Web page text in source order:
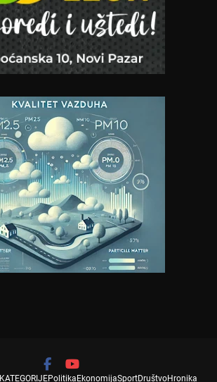
KATEGORIJEPolitika EkonomijaSportDruštvoHronika